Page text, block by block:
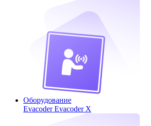
Оборудование
EvacoderEvacoder X